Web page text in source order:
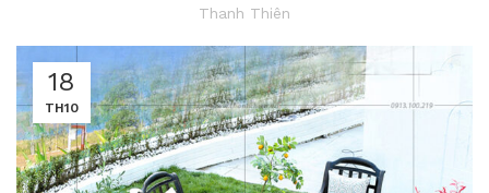
Thanh Thiên
18
TH10